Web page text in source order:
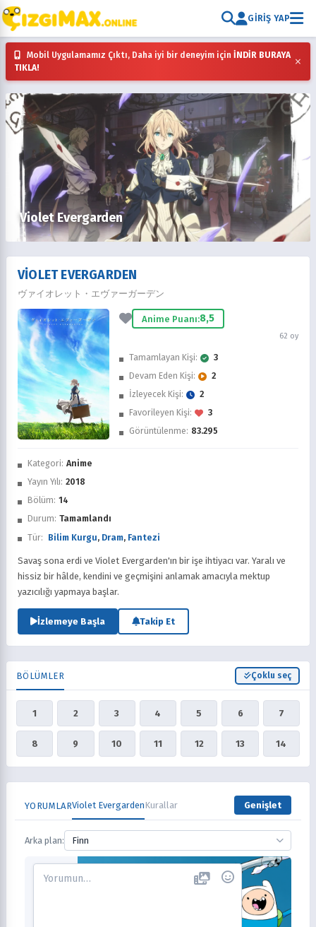
GIRIŞ YAP
Mobil Uygulamamız Çıktı, Daha iyi bir deneyim için İNDİR BURAYA
TIKLA!
×
Violet Evergarden
İzledim
Favorilere Ekle
Sonra İzle
VIOLET EVERGARDEN
ヴァイオレット・エヴァーガーデン
Anime Puanı:8,5
62 oy
Kategori: Anime
Yayın Yılı: 2018
Bölüm: 14
Durum: Tamamlandı
Tür: Bilim Kurgu, Dram, Fantezi
Tamamlayan Kişi:
3
Devam Eden Kişi:
2
İzleyecek Kişi:
2
Favorileyen Kişi:
3
Görüntülenme: 83.295
Savaş sona erdi ve Violet Evergarden'ın bir işe ihtiyacı var. Yaralı ve
hissiz bir hâlde, kendini ve geçmişini anlamak amacıyla mektup
yazıcılığı yapmaya başlar.
İzlemeye Başla Takip Et
BÖLÜMLER Çoklu seç
1 2 3 4 5 6 7
8 9 10 11 12 13 14
YORUMLARViolet EvergardenKurallar Genişlet
Arka plan: Finn